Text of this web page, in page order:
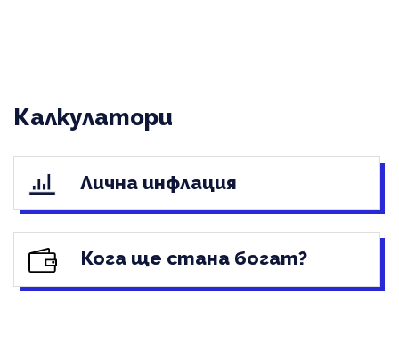
Калкулатори
Лична инфлация
Кога ще стана богат?